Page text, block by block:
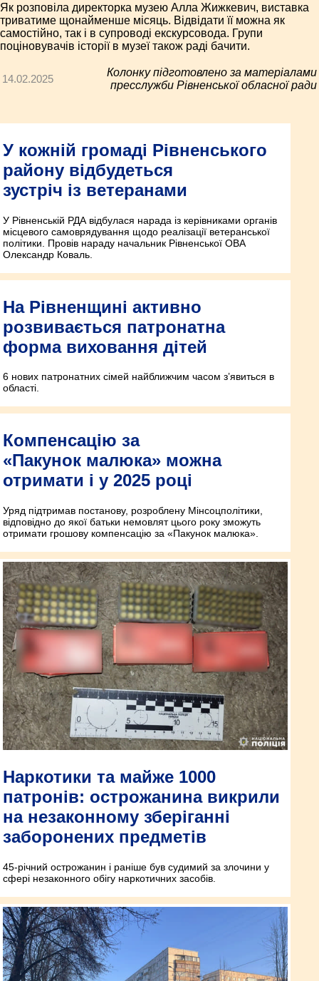
Як розповіла директорка музею Алла Жижкевич, виставка
триватиме щонайменше місяць. Відвідати її можна як
самостійно, так і в супроводі екскурсовода. Групи
поціновувачів історії в музеї також раді бачити.
14.02.2025
Колонку підготовлено за матеріалами
пресслужби Рівненської обласної ради
У кожній громаді Рівненського
району відбудеться
зустріч із ветеранами
У Рівненській РДА відбулася нарада із керівниками органів
місцевого самоврядування щодо реалізації ветеранської
політики. Провів нараду начальник Рівненської ОВА
Олександр Коваль.
На Рівненщині активно
розвивається патронатна
форма виховання дітей
6 нових патронатних сімей найближчим часом з’явиться в
області.
Компенсацію за
«Пакунок малюка» можна
отримати і у 2025 році
Уряд підтримав постанову, розроблену Мінсоцполітики,
відповідно до якої батьки немовлят цього року зможуть
отримати грошову компенсацію за «Пакунок малюка».
Наркотики та майже 1000
патронів: острожанина викрили
на незаконному зберіганні
заборонених предметів
45-річний острожанин і раніше був судимий за злочини у
сфері незаконного обігу наркотичних засобів.